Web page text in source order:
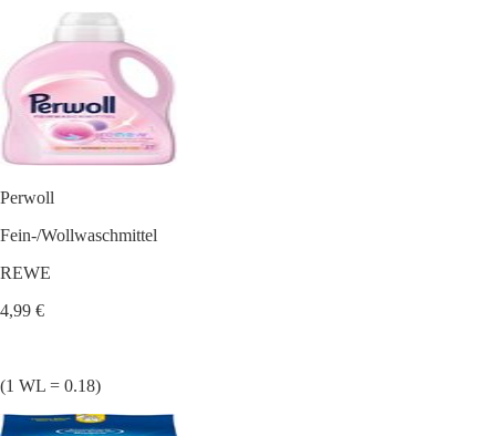
Perwoll
Fein-/Wollwaschmittel
REWE
4,99 €
(1 WL = 0.18)